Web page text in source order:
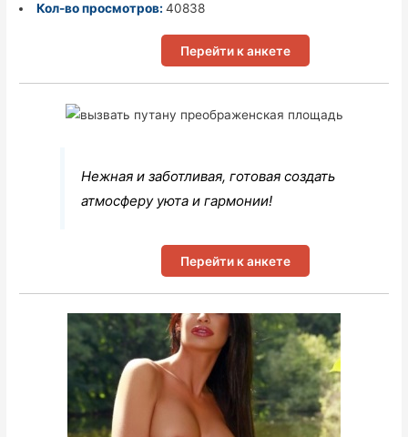
Кол-во просмотров: 40838
Перейти к анкете
Нежная и заботливая, готовая создать
атмосферу уюта и гармонии!
Перейти к анкете